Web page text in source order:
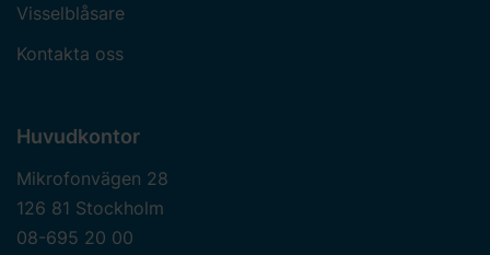
Visselblåsare
Kontakta oss
Huvudkontor
Mikrofonvägen 28
126 81 Stockholm
08-695 20 00